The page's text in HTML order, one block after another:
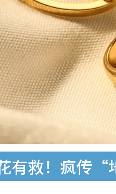
有救！疯传“